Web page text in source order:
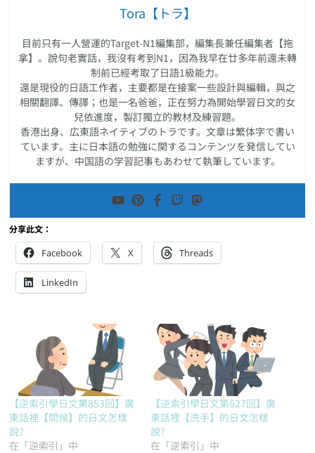
Tora【トラ】
目前只有一人營運的Target-N1編集部，編集長兼任編集者【拖
拿】。說句老實話，我沒有考到N1，因為我早在廿多年前還未轉
制前已經考取了日語1級能力。
還是現役的日語工作者，主要都是在接案一些設計與編輯，與之
相關翻譯、傳譯；也是一名爸爸，正在努力為開始學習日文的女
兒依進度，製訂獨立的教材及練習題。
香港出身、広東語ネイティブのトラです。文章は繁体字で書い
ています。主に日本語の勉強に関するコンテンツを発信してい
ますが、中国語の学習記事もあわせて執筆しています。
分享此文：
Facebook X Threads
LinkedIn
【逆索引學日文第853回】廣
東話裡【問候】的日文怎樣
說?
在「逆索引」中
【逆索引學日文第627回】廣
東話裡【洗手】的日文怎樣
說?
在「逆索引」中